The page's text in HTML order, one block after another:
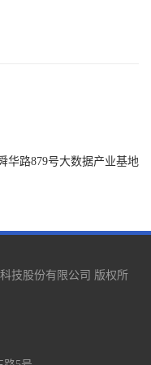
华路879号大数据产业基地
技股份有限公司 版权所